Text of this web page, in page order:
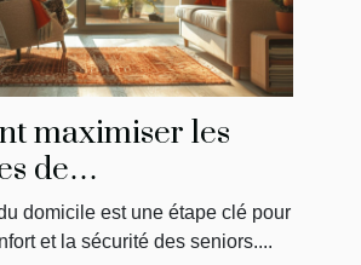
maximiser les
de
pour
du domicile
domicile est une étape clé pour
et la sécurité des seniors....